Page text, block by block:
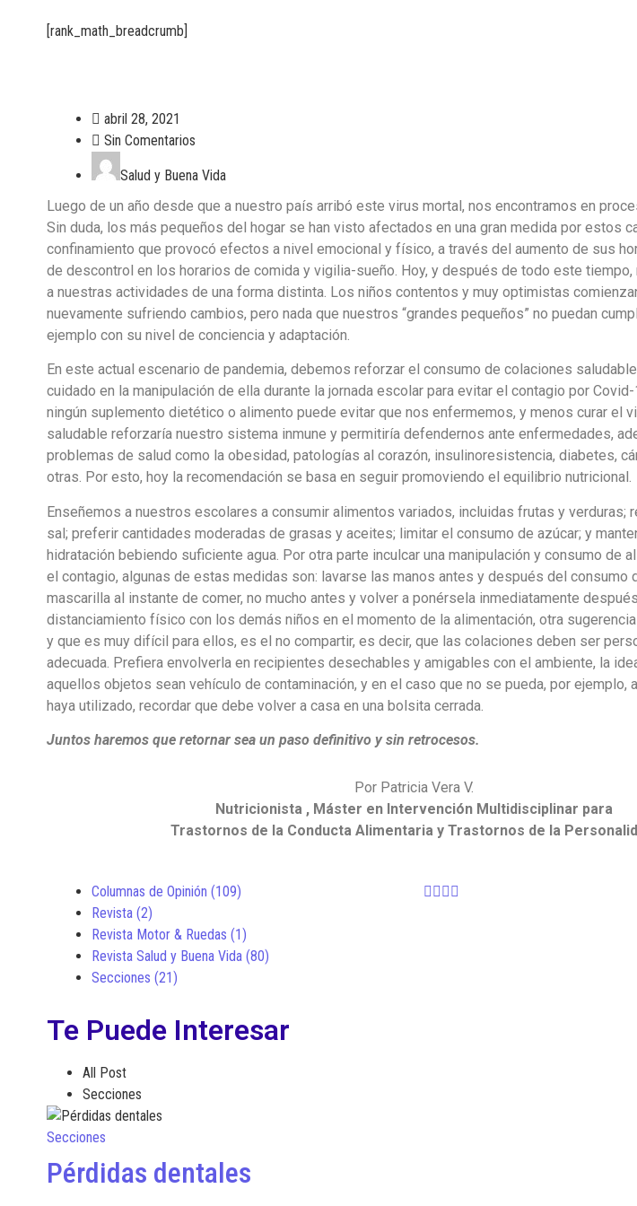
[rank_math_breadcrumb]
abril 28, 2021
Sin Comentarios
Salud y Buena Vida
Luego de un año desde que a nuestro país arribó este virus mortal, nos encontramos en
Sin duda, los más pequeños del hogar se han visto afectados en una gran medida por estos
confinamiento que provocó efectos a nivel emocional y físico, a través del aumento de sus
de descontrol en los horarios de comida y vigilia-sueño. Hoy, y después de todo este tiempo,
a nuestras actividades de una forma distinta. Los niños contentos y muy optimistas
nuevamente sufriendo cambios, pero nada que nuestros “grandes pequeños” no puedan
ejemplo con su nivel de conciencia y adaptación.
En este actual escenario de pandemia, debemos reforzar el consumo de colaciones
cuidado en la manipulación de ella durante la jornada escolar para evitar el contagio por
ningún suplemento dietético o alimento puede evitar que nos enfermemos, y menos curar el
saludable reforzaría nuestro sistema inmune y permitiría defendernos ante enfermedades,
problemas de salud como la obesidad, patologías al corazón, insulinoresistencia, diabetes,
otras. Por esto, hoy la recomendación se basa en seguir promoviendo el equilibrio nutricional.
Enseñemos a nuestros escolares a consumir alimentos variados, incluidas frutas y verduras;
sal; preferir cantidades moderadas de grasas y aceites; limitar el consumo de azúcar; y
hidratación bebiendo suficiente agua. Por otra parte inculcar una manipulación y consumo de
el contagio, algunas de estas medidas son: lavarse las manos antes y después del consumo
mascarilla al instante de comer, no mucho antes y volver a ponérsela inmediatamente
distanciamiento físico con los demás niños en el momento de la alimentación, otra
y que es muy difícil para ellos, es el no compartir, es decir, que las colaciones deben ser
adecuada. Prefiera envolverla en recipientes desechables y amigables con el ambiente, la
aquellos objetos sean vehículo de contaminación, y en el caso que no se pueda, por ejemplo,
haya utilizado, recordar que debe volver a casa en una bolsita cerrada.
Juntos haremos que retornar sea un paso definitivo y sin retrocesos.
Por Patricia Vera V.
Nutricionista , Máster en Intervención Multidisciplinar para
Trastornos de la Conducta Alimentaria y Trastornos de la
Columnas de Opinión (109)
Revista (2)
Revista Motor & Ruedas (1)
Revista Salud y Buena Vida (80)
Secciones (21)
Te Puede Interesar
All Post
Secciones
Secciones
Pérdidas dentales